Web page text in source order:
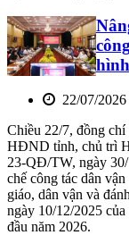
22/07/
Chiều 22/7, đồng
HĐND tỉnh, chủ trì
23-QĐ/TW, ngày
chế công tác dân
giáo, dân vận và
ngày 10/12/2025
đầu năm 2026.